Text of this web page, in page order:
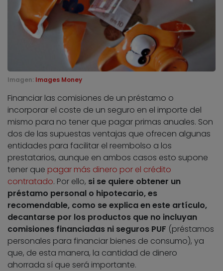
Imagen: Images Money
Financiar las comisiones de un préstamo o
incorporar el coste de un seguro en el importe del
mismo para no tener que pagar primas anuales. Son
dos de las supuestas ventajas que ofrecen algunas
entidades para facilitar el reembolso a los
prestatarios, aunque en ambos casos esto supone
tener que pagar más dinero por el crédito
contratado. Por ello, si se quiere obtener un
préstamo personal o hipotecario, es
recomendable, como se explica en este artículo,
decantarse por los productos que no incluyan
comisiones financiadas ni seguros PUF (préstamos
personales para financiar bienes de consumo), ya
que, de esta manera, la cantidad de dinero
ahorrada sí que será importante.